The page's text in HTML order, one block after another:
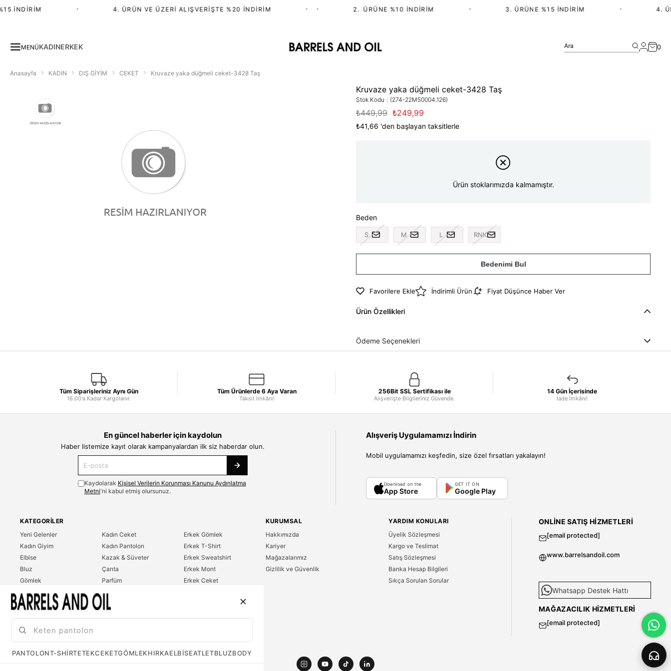
İNDIRIM 4. ÜRÜN VE ÜZERI ALIŞVERIŞTE %20 İNDIRIM 2.⁠ ⁠ÜRÜNE %10 İNDIRIM 3. ÜRÜNE %15 İNDIRIM 4.
MENÜKADINERKEK Ara 0
Anasayfa KADIN DIŞ GİYİM CEKET Kruvaze yaka düğmeli ceket-3428 Taş
Kruvaze yaka düğmeli ceket-3428 Taş
Stok Kodu (274-22M50004.126)
₺449,99 ₺249,99
₺41,66 'den başlayan taksitlerle
Ürün stoklarımızda kalmamıştır.
Beden
S M L RNK
Bedenimi Bul
Favorilere Ekle İndirimli Ürün Fiyat Düşünce Haber Ver
Ürün Özellikleri
Ödeme Seçenekleri
Tüm Siparişleriniz Aynı Gün
16.00'a Kadar Kargolanır.
Tüm Ürünlerde 6 Aya Varan
Taksit İmkânı!
256Bit SSL Sertifikası ile
Alışverişte Bilgileriniz Güvende.
14 Gün İçerisinde
İade İmkânı!
En güncel haberler için kaydolun
Haber listemize kayıt olarak kampanyalardan ilk siz haberdar olun.
Kaydolarak Kişisel Verilerin Korunması Kanunu Aydınlatma
Metni'ni kabul etmiş olursunuz.
Alışveriş Uygulamamızı İndirin
Mobil uygulamamızı keşfedin, size özel fırsatları yakalayın!
Download on the
App Store
GET IT ON
Google Play
KATEGORILER
Yeni Gelenler
Kadın Giyim
Elbise
Bluz
Gömlek
T-Shirt
Sweatshirt
Kadın Ceket
Kadın Pantolon
Kazak & Süveter
Çanta
Parfüm
Erkek Giyim
Erkek Gömlek
Erkek T-Shirt
Erkek Sweatshirt
Erkek Mont
Erkek Ceket
KURUMSAL
Hakkımızda
Kariyer
Mağazalarımız
Gizlilik ve Güvenlik
YARDIM KONULARI
Üyelik Sözleşmesi
Kargo ve Teslimat
Satış Sözleşmesi
Banka Hesap Bilgileri
Sıkça Sorulan Sorular
ONLINE SATIŞ HIZMETLERI
[email protected]
www.barrelsandoil.com
Whatsapp Destek Hattı
MAĞAZACILIK HIZMETLERI
[email protected]
PANTOLONT-SHIRTETEKCEKETGÖMLEKHIRKAELBISEATLETBLUZBODY